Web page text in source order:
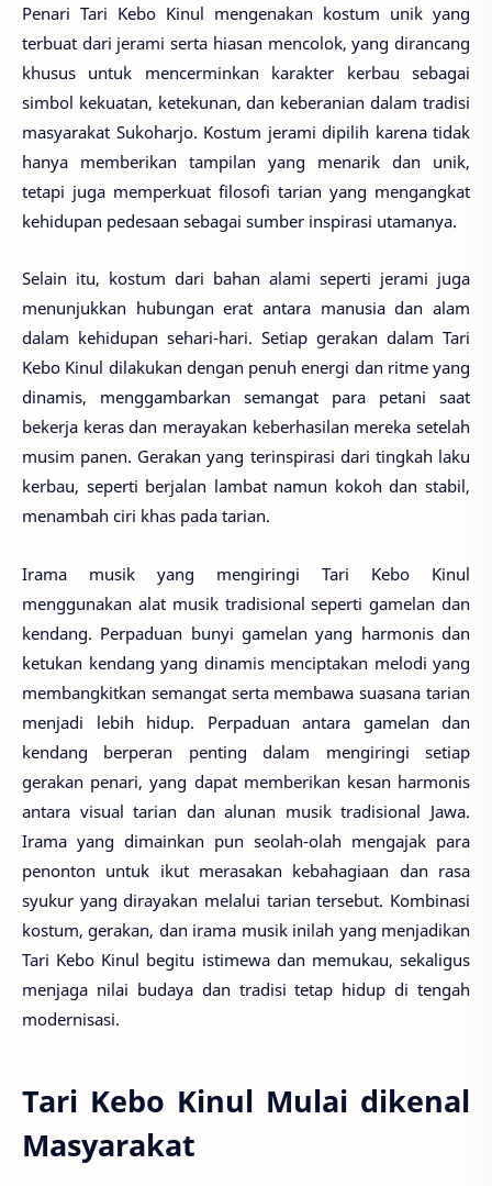
Penari Tari Kebo Kinul mengenakan kostum unik yang
terbuat dari jerami serta hiasan mencolok, yang dirancang
khusus untuk mencerminkan karakter kerbau sebagai
simbol kekuatan, ketekunan, dan keberanian dalam tradisi
masyarakat Sukoharjo. Kostum jerami dipilih karena tidak
hanya memberikan tampilan yang menarik dan unik,
tetapi juga memperkuat filosofi tarian yang mengangkat
kehidupan pedesaan sebagai sumber inspirasi utamanya.
Selain itu, kostum dari bahan alami seperti jerami juga
menunjukkan hubungan erat antara manusia dan alam
dalam kehidupan sehari-hari. Setiap gerakan dalam Tari
Kebo Kinul dilakukan dengan penuh energi dan ritme yang
dinamis, menggambarkan semangat para petani saat
bekerja keras dan merayakan keberhasilan mereka setelah
musim panen. Gerakan yang terinspirasi dari tingkah laku
kerbau, seperti berjalan lambat namun kokoh dan stabil,
menambah ciri khas pada tarian.
Irama musik yang mengiringi Tari Kebo Kinul
menggunakan alat musik tradisional seperti gamelan dan
kendang. Perpaduan bunyi gamelan yang harmonis dan
ketukan kendang yang dinamis menciptakan melodi yang
membangkitkan semangat serta membawa suasana tarian
menjadi lebih hidup. Perpaduan antara gamelan dan
kendang berperan penting dalam mengiringi setiap
gerakan penari, yang dapat memberikan kesan harmonis
antara visual tarian dan alunan musik tradisional Jawa.
Irama yang dimainkan pun seolah-olah mengajak para
penonton untuk ikut merasakan kebahagiaan dan rasa
syukur yang dirayakan melalui tarian tersebut. Kombinasi
kostum, gerakan, dan irama musik inilah yang menjadikan
Tari Kebo Kinul begitu istimewa dan memukau, sekaligus
menjaga nilai budaya dan tradisi tetap hidup di tengah
modernisasi.
Tari Kebo Kinul Mulai dikenal
Masyarakat